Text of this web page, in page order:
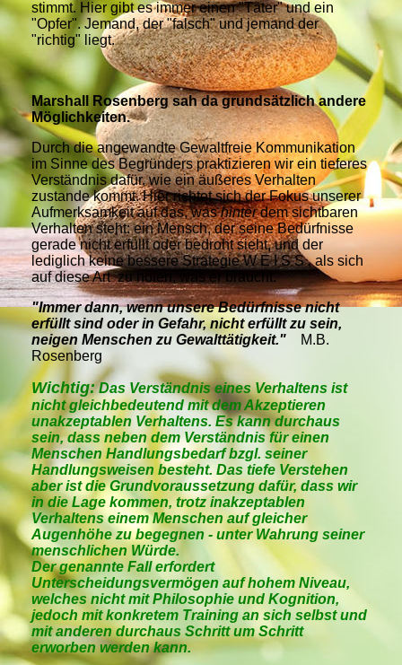
stimmt. Hier gibt es immer einen "Täter" und ein
"Opfer". Jemand, der "falsch" und jemand der
"richtig" liegt.
Marshall Rosenberg sah da grundsätzlich andere
Möglichkeiten.
Durch die angewandte Gewaltfreie Kommunikation
im Sinne des Begründers praktizieren wir ein tieferes
Verständnis dafür, wie ein äußeres Verhalten
zustande kommt. Hier richtet sich der Fokus unserer
Aufmerksamkeit auf das, washinterdem sichtbaren
Verhalten steht: ein Mensch, der seine Bedürfnisse
gerade nicht erfüllt oder bedroht sieht, und der
lediglich keine bessere Strategie W E I S S , alssich
auf diese Art zu holen, was er braucht.
"Immer dann, wenn unsere Bedürfnisse nicht
erfüllt sind oder in Gefahr, nicht erfüllt zu sein,
neigen Menschen zu Gewalttätigkeit."
M.B.
Rosenberg
Wichtig:Das Verständnis eines Verhaltens ist
nicht gleichbedeutend mit dem Akzeptieren
unakzeptablen Verhaltens. Es kann durchaus
sein, dass neben dem Verständnis für einen
Menschen Handlungsbedarf bzgl. seiner
Handlungsweisen besteht. Das tiefe Verstehen
aber ist die Grundvoraussetzung dafür, dass wir
in die Lage kommen, trotz inakzeptablen
Verhaltens einem Menschen auf gleicher
Augenhöhe zu begegnen - unter Wahrung seiner
menschlichen Würde.
Der genannte Fall erfordert
Unterscheidungsvermögen auf hohem Niveau,
welches nicht mit Philosophie und Kognition,
jedoch mit konkretem Training an sich selbst und
mit anderen durchaus Schritt um Schritt
erworben werden kann.